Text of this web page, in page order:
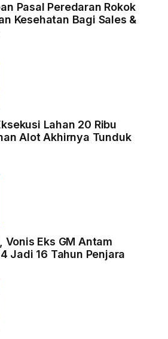
Pasal Peredaran Rokok
Kesehatan Bagi Sales &
Lahan 20 Ribu
Alot Akhirnya Tunduk
Vonis Eks GM Antam
Jadi 16 Tahun Penjara